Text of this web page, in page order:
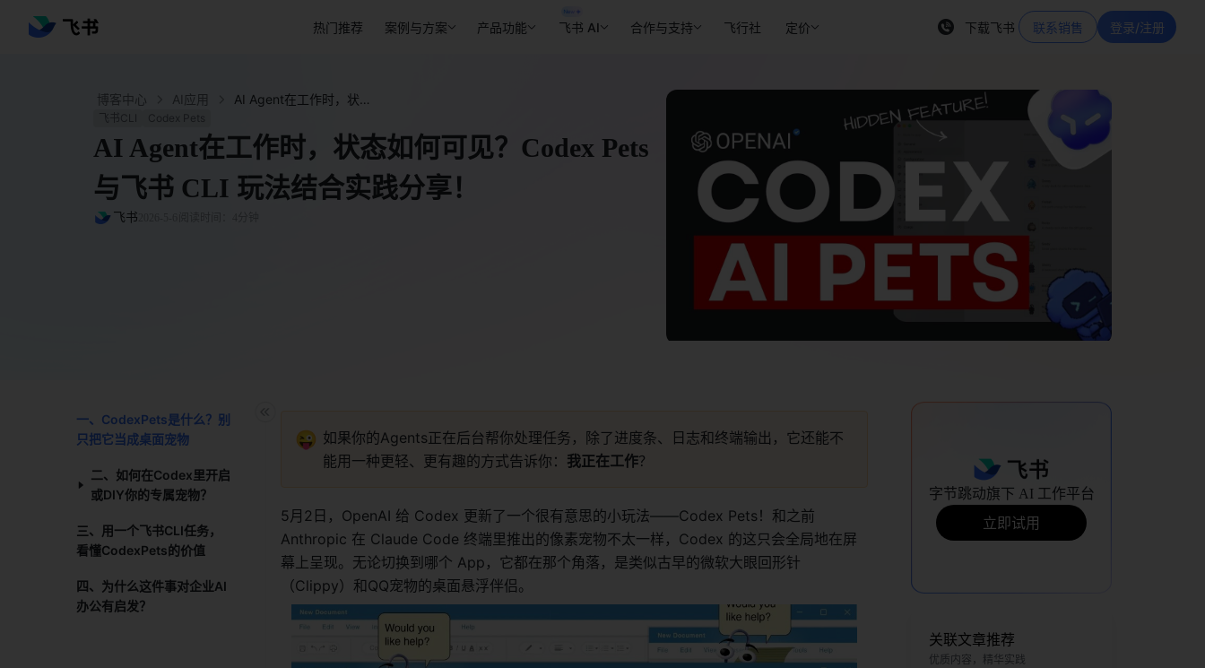
热门推荐 案例与方案 产品功能 飞书 AI 合作与支持 飞行社 定价 下载飞书 联系销售 登录/注册
博客中心 AI应用 AI Agent在工作时，状态如何可见？Codex Pets 与飞书 CLI 玩法结合实践分享！ - 飞书官网
Codex Pets
AI Agent在工作时，状态如何可见？Codex Pets
与飞书 CLI 玩法结合实践分享！
飞书
一、CodexPets是什么？别
只把它当成桌面宠物​
二、如何在Codex里开启
或DIY你的专属宠物？​
三、用一个飞书CLI任务，
看懂CodexPets的价值​
四、为什么这件事对企业AI
办公有启发？​
😜 如果你的Agents正在后台帮你处理任务，除了进度条、日志和终端输出，它还能不
能用一种更轻、更有趣的方式告诉你： 我正在工作？
5月2日，OpenAI 给 Codex 更新了一个很有意思的小玩法——Codex Pets！和之前
Anthropic 在 Claude Code 终端里推出的像素宠物不太一样，Codex 的这只会全局地在屏
幕上呈现。无论切换到哪个 App，它都在那个角落，是类似古早的微软大眼回形针
（Clippy）和QQ宠物的桌面悬浮伴侣。
字节跳动旗下 AI 工作平台
立即试用
关联文章推荐
优质内容，精华实践